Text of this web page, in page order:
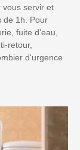
vous servir et
de 1h. Pour
fuite d'eau,
retour,
d'urgence